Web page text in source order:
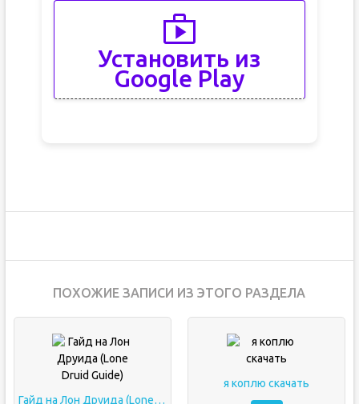
Установить из
Google Play
ПОХОЖИЕ ЗАПИСИ ИЗ ЭТОГО РАЗДЕЛА
Гайд на Лон Друида (Lone Druid Guide)
я коплю скачать